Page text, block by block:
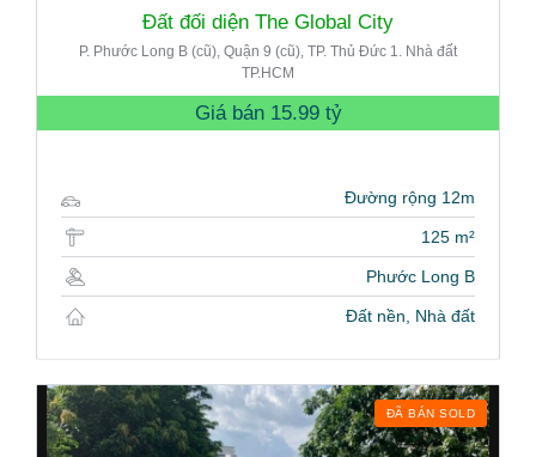
Đất đối diện The Global City
P. Phước Long B (cũ), Quận 9 (cũ), TP. Thủ Đức 1. Nhà đất
TP.HCM
Giá bán 15.99 tỷ
Đường rộng 12m
125 m²
Phước Long B
Đất nền, Nhà đất
ĐÃ BÁN SOLD